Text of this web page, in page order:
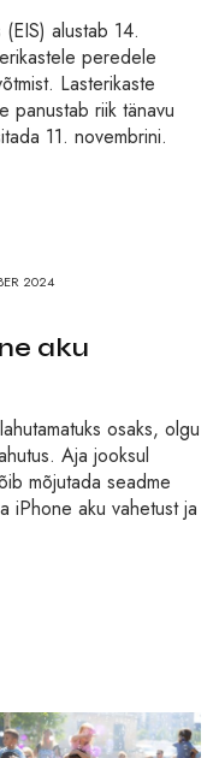
alustab 14.
peredele
Lasterikaste
panustab riik tänavu
11. novembrini.
2024
aku
osaks, olgu
Aja jooksul
mõjutada seadme
iPhone aku vahetust ja